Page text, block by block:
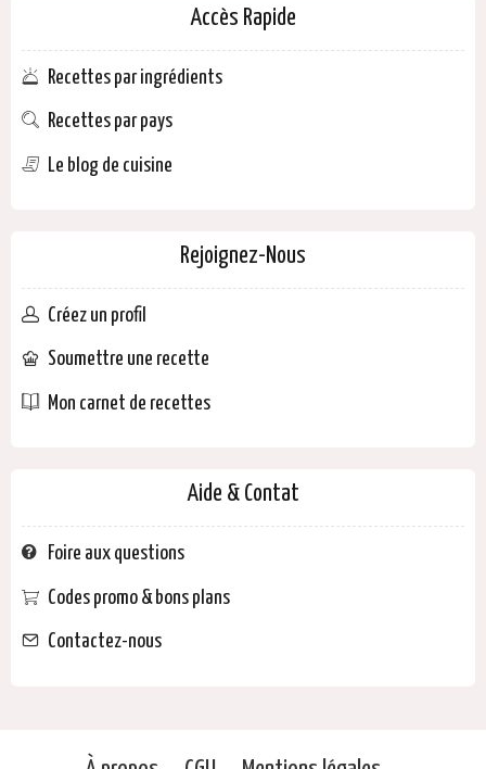
Accès Rapide
Recettes par ingrédients
Recettes par pays
Le blog de cuisine
Rejoignez-Nous
Créez un profil
Soumettre une recette
Mon carnet de recettes
Aide & Contat
Foire aux questions
Codes promo & bons plans
Contactez-nous